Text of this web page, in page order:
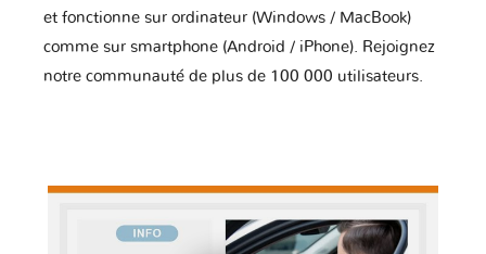
et fonctionne sur ordinateur (Windows / MacBook)
comme sur smartphone (Android / iPhone). Rejoignez
notre communauté de plus de 100 000 utilisateurs.